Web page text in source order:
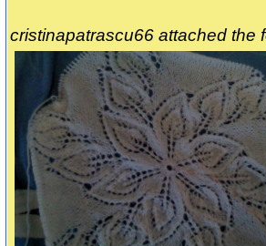
cristinapatrascu66 attached the